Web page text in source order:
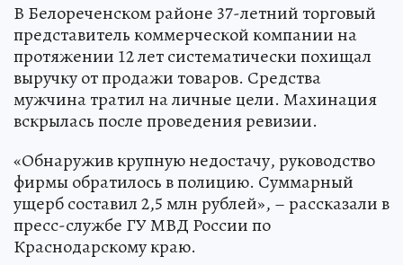
В Белореченском районе 37-летний торговый
представитель коммерческой компании на
протяжении 12 лет систематически похищал
выручку от продажи товаров. Средства
мужчина тратил на личные цели. Махинация
вскрылась после проведения ревизии.
«Обнаружив крупную недостачу, руководство
фирмы обратилось в полицию. Суммарный
ущерб составил 2,5 млн рублей», – рассказали в
пресс-службе ГУ МВД России по
Краснодарскому краю.